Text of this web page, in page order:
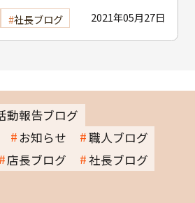
2021年05月27日
社長ブログ
動報告ブログ
お知らせ
職人ブログ
店長ブログ
社長ブログ